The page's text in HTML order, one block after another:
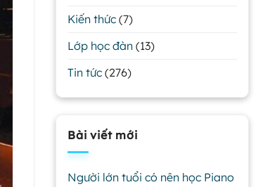
Kiến thức (7)
Lớp học đàn (13)
Tin tức (276)
Bài viết mới
Người lớn tuổi có nên học Piano